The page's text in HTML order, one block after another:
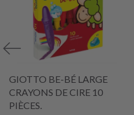
GIOTTO BE-BÉ LARGE
CRAYONS DE CIRE 10
PIÈCES.